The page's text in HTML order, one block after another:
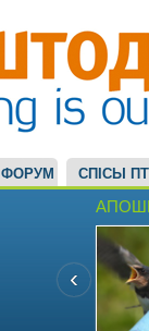
ФОРУМ СПІСЫ